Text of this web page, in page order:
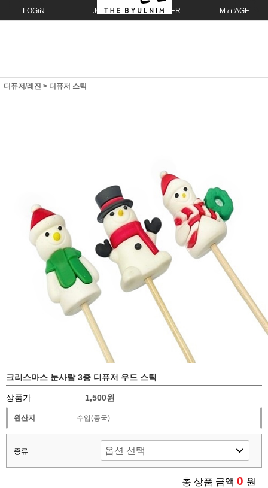
LOGIN JOIN ORDER MYPAGE
디퓨저/레진 > 디퓨저 스틱
크리스마스 눈사람 3종 디퓨저 우드 스틱
상품가 1,500원
원산지 수입(중국)
종류
총 상품 금액 0 원